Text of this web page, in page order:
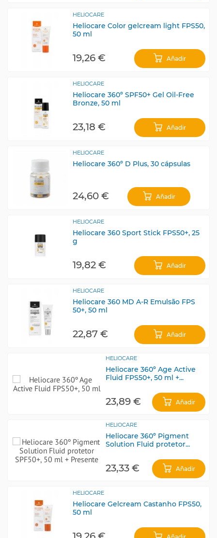
HELIOCARE
Heliocare Color gelcream light FPS50,
50 ml
19,26 € Añadir
HELIOCARE
Heliocare 360º SPF50+ Gel Oil-Free
Bronze, 50 ml
23,18 € Añadir
HELIOCARE
Heliocare 360º D Plus, 30 cápsulas
24,60 € Añadir
HELIOCARE
Heliocare 360 Sport Stick FPS50+, 25
g
19,82 € Añadir
HELIOCARE
Heliocare 360 MD A-R Emulsão FPS
50+, 50 ml
22,87 € Añadir
HELIOCARE
Heliocare 360º Age Active
Fluid FPS50+, 50 ml +...
23,89 € Añadir
HELIOCARE
Heliocare 360º Pigment
Solution Fluid protetor...
23,33 € Añadir
HELIOCARE
Heliocare Gelcream Castanho FPS50,
50 ml
Añadir